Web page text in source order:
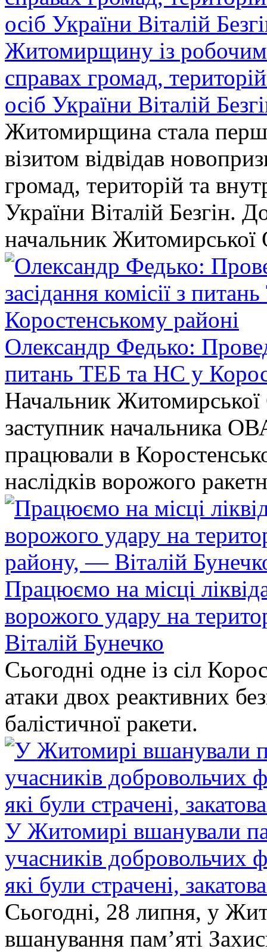
Житомирщину із робочим
справах громад,
осіб України Віталій
Житомирщина стала
візитом відвідав
громад, територій та
України Віталій Безгін.
начальник
Олександр Федько:
питань ТЕБ та НС у
Начальник
заступник начальника
працювали в
наслідків ворожого
Працюємо на місці
ворожого удару на
Віталій Бунечко
Сьогодні одне із сіл
атаки двох реактивних
балістичної ракети.
У Житомирі вшанували
учасників добровольчих
які були страчені,
Сьогодні, 28 липня, у
вшанування пам’яті